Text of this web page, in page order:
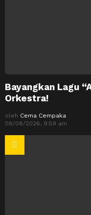
Bayangkan Lagu
Orkestra!
oleh Cema Cempaka
06/08/2026, 9:59 am